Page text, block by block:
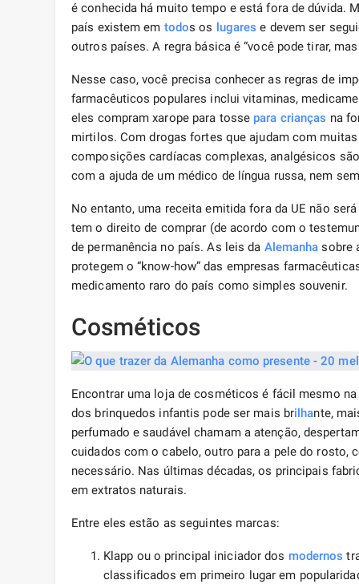
é conhecida há muito tempo e está fora de dúvida.
país existem em todos os lugares e devem ser
outros países. A regra básica é “você pode tirar,
Nesse caso, você precisa conhecer as regras de
farmacêuticos populares inclui vitaminas,
eles compram xarope para tosse para crianças na
mirtilos. Com drogas fortes que ajudam com
composições cardíacas complexas, analgésicos
com a ajuda de um médico de língua russa, nem
No entanto, uma receita emitida fora da UE não
tem o direito de comprar (de acordo com o
de permanência no país. As leis da Alemanha sobre
protegem o “know-how” das empresas
medicamento raro do país como simples souvenir.
Cosméticos
Encontrar uma loja de cosméticos é fácil mesmo
dos brinquedos infantis pode ser mais brilhante,
perfumado e saudável chamam a atenção,
cuidados com o cabelo, outro para a pele do rosto,
necessário. Nas últimas décadas, os principais
em extratos naturais.
Entre eles estão as seguintes marcas:
Klapp ou o principal iniciador dos modernos
classificados em primeiro lugar em